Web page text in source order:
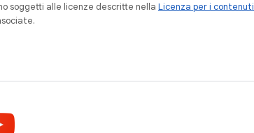
soggetti alle licenze descritte nella Licenza per i contenuti